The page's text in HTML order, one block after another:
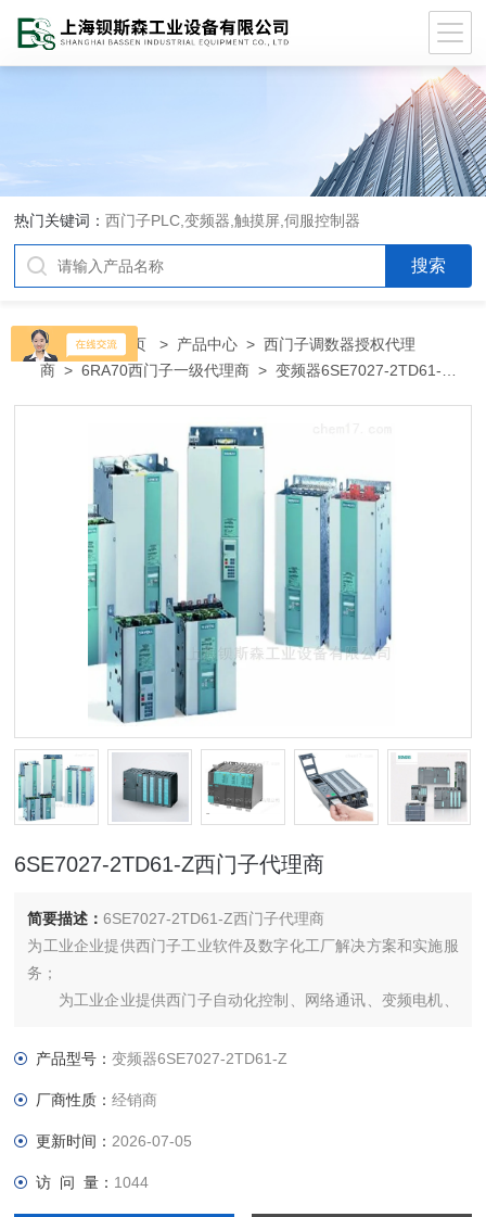
热门关键词：西门子PLC,变频器,触摸屏,伺服控制器
当前位置：首页 > 产品中心 >西门子调数器授权代理
商 >6RA70西门子一级代理商 > 变频器6SE7027-2TD61-
6SE7027-2TD61-Z西门子代理商
简要描述：6SE7027-2TD61-Z西门子代理商
为工业企业提供西门子工业软件及数字化工厂解决方案和实施服
务；
为工业企业提供西门子自动化控制、网络通讯、变频电机、
西门子8PT配电产品、能源集团自动化等产品、技术和服务。
产品型号：变频器6SE7027-2TD61-Z
厂商性质：经销商
更新时间： 2026-07-05
访 问 量： 1044